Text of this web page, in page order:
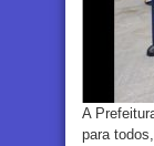
A
para